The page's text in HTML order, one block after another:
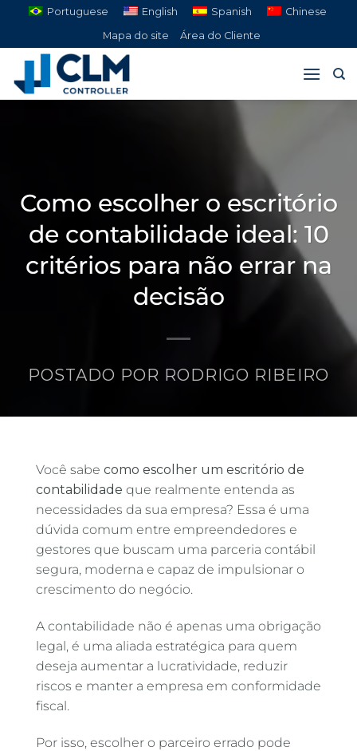
Pular
o
conteúdo
Portuguese English Spanish
Chinese
Mapa do site
Área do Cliente
Como escolher o escritório
de contabilidade ideal: 10
critérios para não errar na
decisão
POSTADO POR RODRIGO RIBEIRO
Você sabe como escolher um escritório de
contabilidade que realmente entenda as
necessidades da sua empresa? Essa é uma
dúvida comum entre empreendedores e
gestores que buscam uma parceria contábil
segura, moderna e capaz de impulsionar o
crescimento do negócio.
A contabilidade não é apenas uma obrigação
legal, é uma aliada estratégica para quem
deseja aumentar a lucratividade, reduzir
riscos e manter a empresa em conformidade
fiscal.
Por isso, escolher o parceiro errado pode